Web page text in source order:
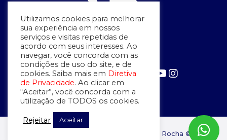
FIQUE POR DENTRO:
Rui Rocha © 2026
Utilizamos cookies para melhorar
sua experiência em nossos
serviços e visitas repetidas de
acordo com seus interesses. Ao
navegar, você concorda com as
condições de uso do site, e de
cookies. Saiba mais em Diretiva
de Privacidade. Ao clicar em
“Aceitar”, você concorda com a
utilização de TODOS os cookies.
Rejeitar Aceitar